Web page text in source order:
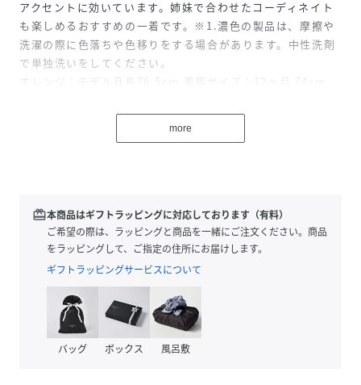
アクセントに効いています。姉妹で合わせたコーディネイト
も楽しめるおすすめの一着です。※1.濃色の製品は、摩擦や
洗濯の際に色落ちや色移りをする場合があります。中性洗剤
で単独洗いをしてください。
オレンジ：モデル身長76.5cm 着用サイズ：12ヶ月 74cm
サイズ
12ヶ月 74cm、18ヶ月 81cm、24ヶ月 86cm、
36ヶ月 95cm
A0F51-01-070 RQ5397
more
redeem本商品はギフトラッピングに対応しております（有料）
ご希望の際は、ラッピングと商品を一緒にご注文ください。商品
をラッピングして、ご指定の住所にお届けします。
ギフトラッピングサービスについて
バッグ ボックス 風呂敷